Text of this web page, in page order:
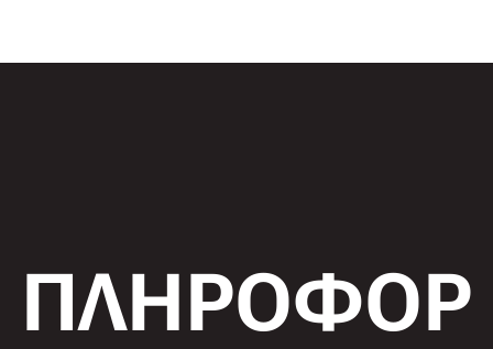
ΠΛΗΡΟΦΟΡ